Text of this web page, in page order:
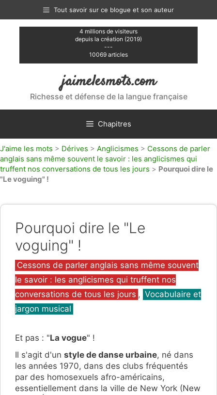
contenu
Tout savoir sur ce blogue et son auteur
4 millions de visiteurs
depuis la création (2019)
---
10069 articles
jaimelesmots.com
Richesse et défense de la langue française
Chapitres
J'aime les mots > Dérives > Anglicismes > Cessons de parler
anglais sans même souvent le savoir : les anglicismes qui
truffent nos conversations de tous les jours > Pourquoi dire le
"Le voguing" !
Pourquoi dire le "Le
voguing" !
Catégories
Cessons de parler anglais sans même souvent
le savoir : les anglicismes qui truffent nos
conversations de tous les jours , Vocabulaire et
jargon musical
Et pas : "La vogue" !
Il s'agit d'un style de danse urbaine, né dans
les années 1970, dans des clubs fréquentés
par des homosexuels afro-américains,
essentiellement dans la ville de New York (New